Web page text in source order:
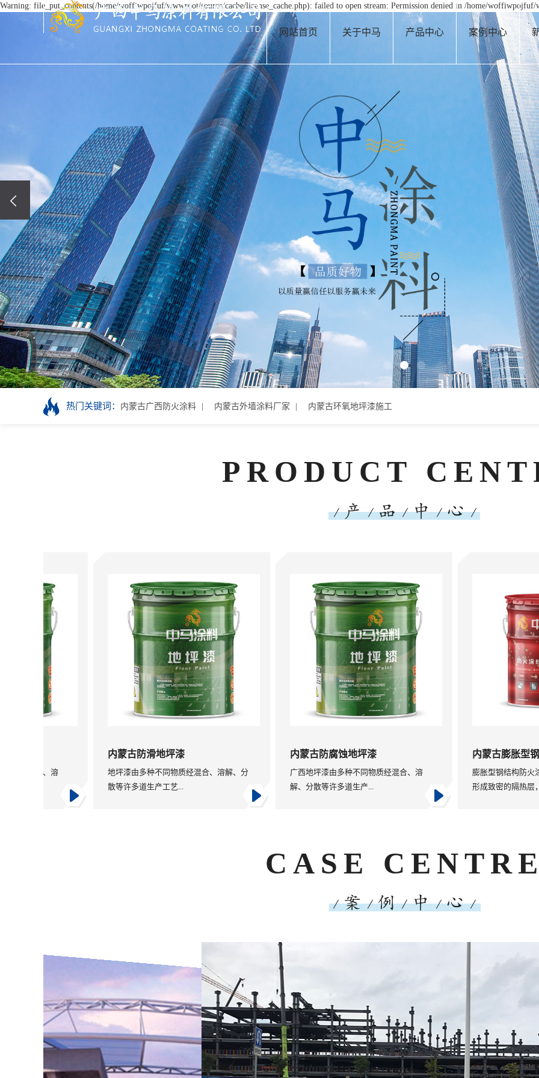
Warning: file_put_contents(/home/woffiwpojfuf/wwwroot/source/cache/license_cache.php): failed to open stream: Permission denied in /home/
网站首页 关于中马 产品中心 案例中心
热门关键词： 内蒙古广西防火涂料 内蒙古外墙涂料厂家 内蒙古环氧地坪漆施工
PRODUCT
内蒙古防滑地坪漆
地坪漆由多种不同物质经混合、溶解、分
散等许多道生产工艺...
内蒙古防腐蚀地坪漆
广西地坪漆由多种不同物质经混合、溶
解、分散等许多道生产...
内蒙古膨胀型钢结构
膨胀型钢结构防火涂料涂
形成致密的隔热层，...
CASE